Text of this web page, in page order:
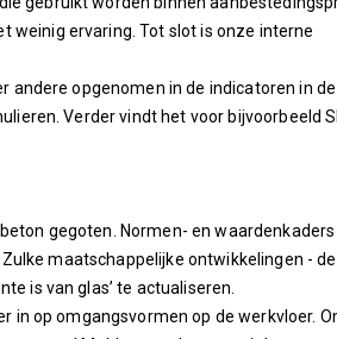
weinig ervaring. Tot slot is onze interne
andere opgenomen in de indicatoren in
Verder vindt het voor bijvoorbeeld
gegoten. Normen- en
maatschappelijke ontwikkelingen -
is van glas’ te actualiseren.
in op omgangsvormen op de werkvloer.